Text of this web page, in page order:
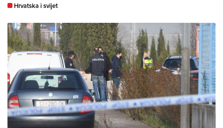
Hrvatska i svijet